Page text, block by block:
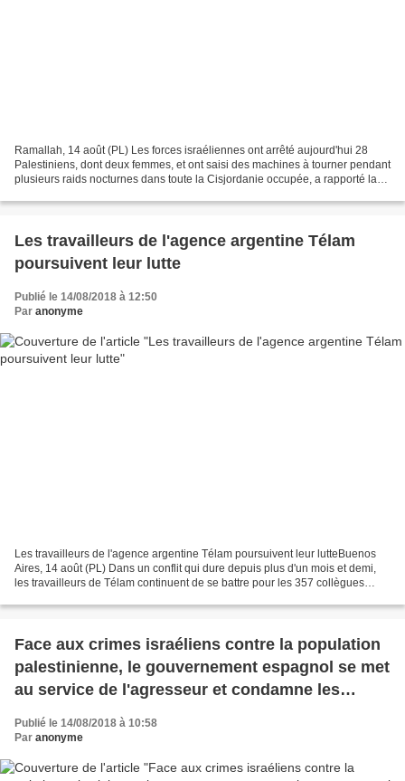
Ramallah, 14 août (PL) Les forces israéliennes ont arrêté aujourd'hui 28
Palestiniens, dont deux femmes, et ont saisi des machines à tourner pendant
plusieurs raids nocturnes dans toute la Cisjordanie occupée, a rapporté la
Les travailleurs de l'agence argentine Télam
poursuivent leur lutte
Publié le 14/08/2018 à 12:50
Par anonyme
Les travailleurs de l'agence argentine Télam poursuivent leur lutteBuenos
Aires, 14 août (PL) Dans un conflit qui dure depuis plus d'un mois et demi,
les travailleurs de Télam continuent de se battre pour les 357 collègues
Face aux crimes israéliens contre la population
palestinienne, le gouvernement espagnol se met
au service de l'agresseur et condamne les
Publié le 14/08/2018 à 10:58
Par anonyme